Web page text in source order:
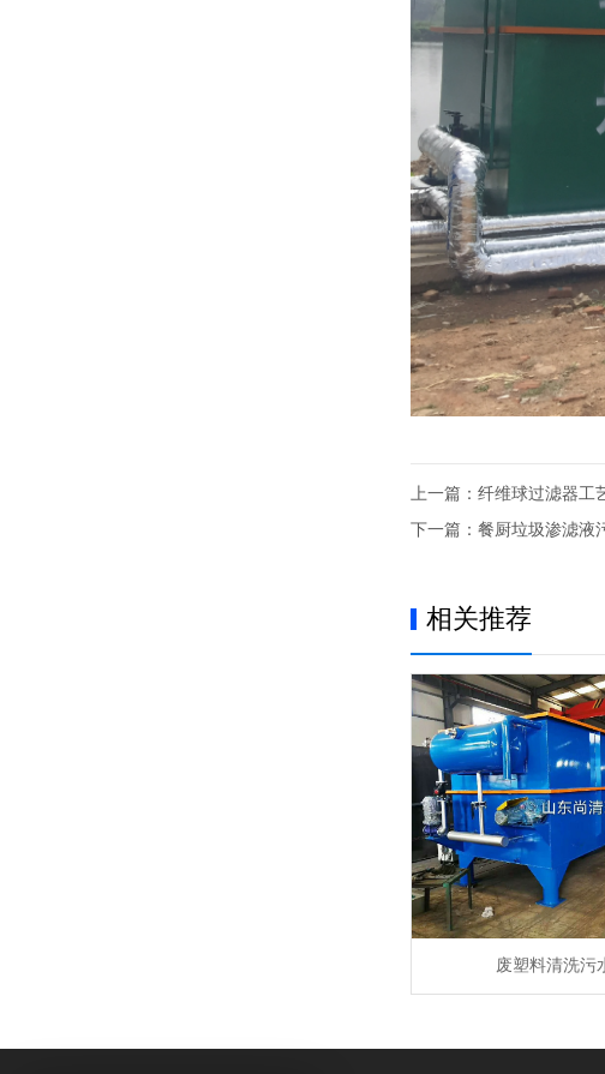
上一篇： 纤维球过滤器工
下一篇： 餐厨垃圾渗滤液
相关推荐
废塑料清洗污